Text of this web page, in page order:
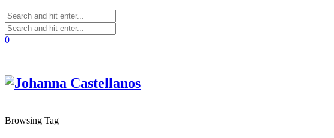
0
Browsing Tag